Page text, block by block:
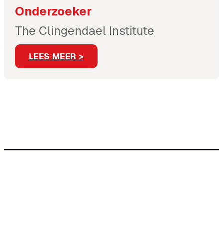
Onderzoeker
The Clingendael Institute
LEES MEER >